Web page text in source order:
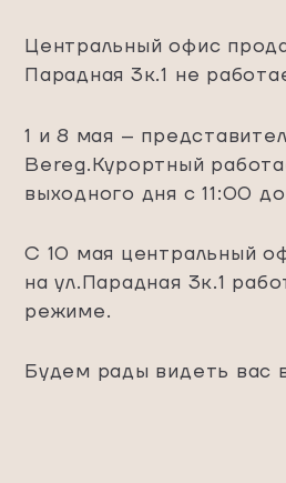
Центральный офис
Парадная 3к.1 не
1 и 8 мая –
Bereg.Курортный
выходного дня с 11:00
С 10 мая центральный
на ул.Парадная 3к.1
режиме.
Будем рады видеть вас
СКАЧАТЬ БУКЛЕТ
ХОД СТРОИТЕЛЬСТВА
АКЦИИ
НОВОСТИ